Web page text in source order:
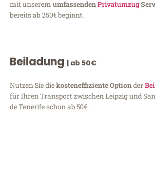
mit unserem umfassendenPrivatumzug
bereits ab 250€ beginnt.
Beiladung | ab 50€
Nutzen Sie diekosteneffiziente Optionder
für Ihren Transport zwischen Leipzig und
de Tenerife schon ab 50€.